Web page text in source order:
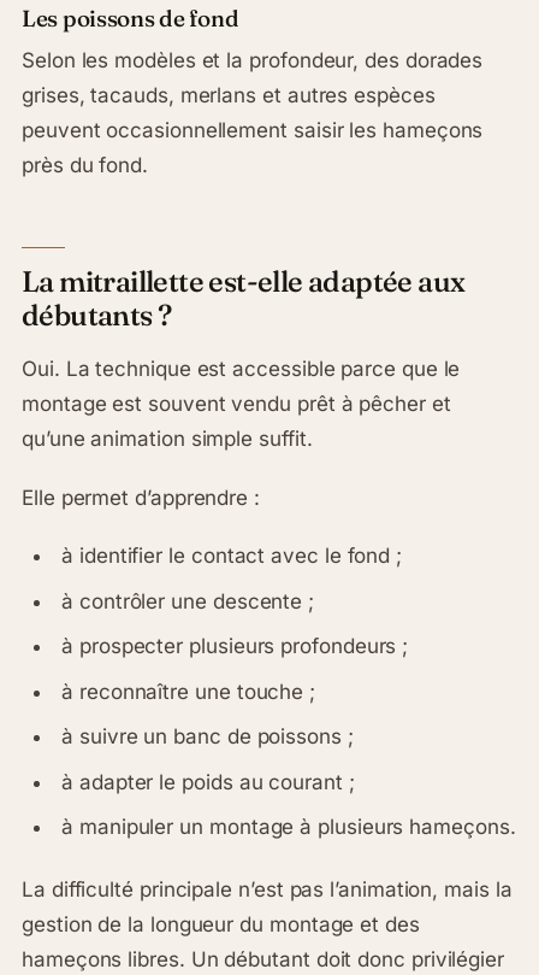
Les poissons de fond
Selon les modèles et la profondeur, des dorades
grises, tacauds, merlans et autres espèces
peuvent occasionnellement saisir les hameçons
près du fond.
La mitraillette est-elle adaptée aux
débutants ?
Oui. La technique est accessible parce que le
montage est souvent vendu prêt à pêcher et
qu’une animation simple suffit.
Elle permet d’apprendre :
à identifier le contact avec le fond ;
à contrôler une descente ;
à prospecter plusieurs profondeurs ;
à reconnaître une touche ;
à suivre un banc de poissons ;
à adapter le poids au courant ;
à manipuler un montage à plusieurs hameçons.
La difficulté principale n’est pas l’animation, mais la
gestion de la longueur du montage et des
hameçons libres. Un débutant doit donc privilégier